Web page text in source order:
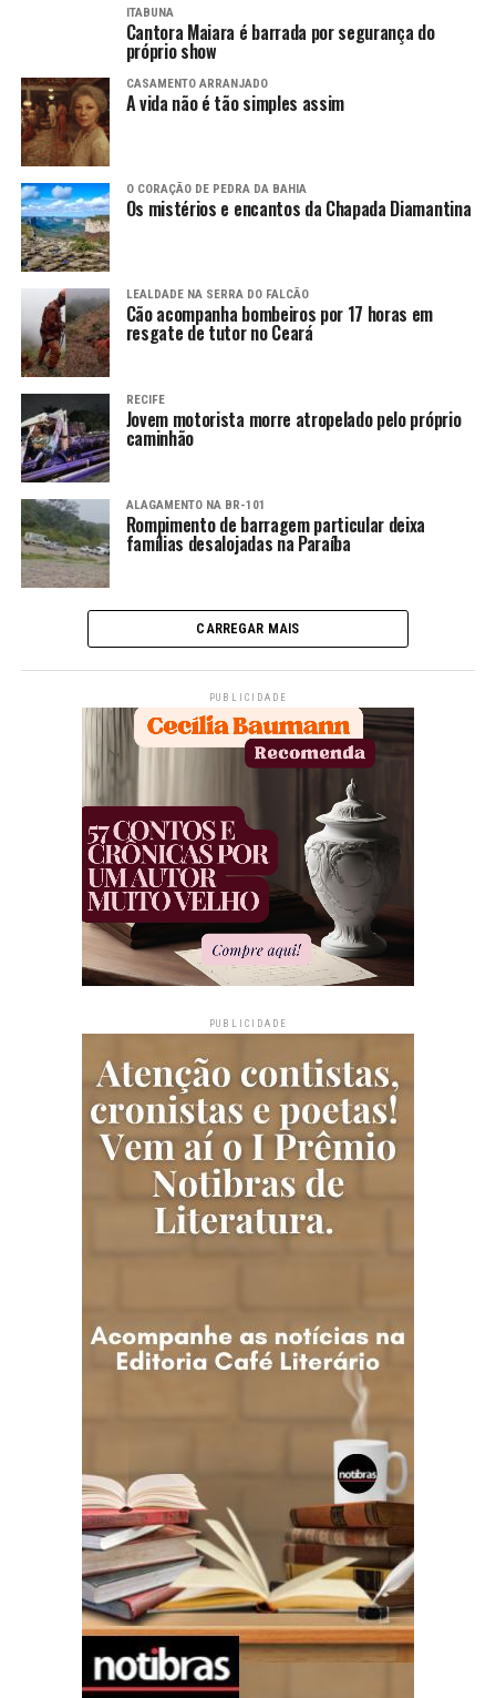
ITABUNA
Cantora Maiara é barrada por segurança do
próprio show
CASAMENTO ARRANJADO
A vida não é tão simples assim
O CORAÇÃO DE PEDRA DA BAHIA
Os mistérios e encantos da Chapada Diamantina
LEALDADE NA SERRA DO FALCÃO
Cão acompanha bombeiros por 17 horas em
resgate de tutor no Ceará
RECIFE
Jovem motorista morre atropelado pelo próprio
caminhão
ALAGAMENTO NA BR-101
Rompimento de barragem particular deixa
famílias desalojadas na Paraíba
CARREGAR MAIS
PUBLICIDADE
PUBLICIDADE